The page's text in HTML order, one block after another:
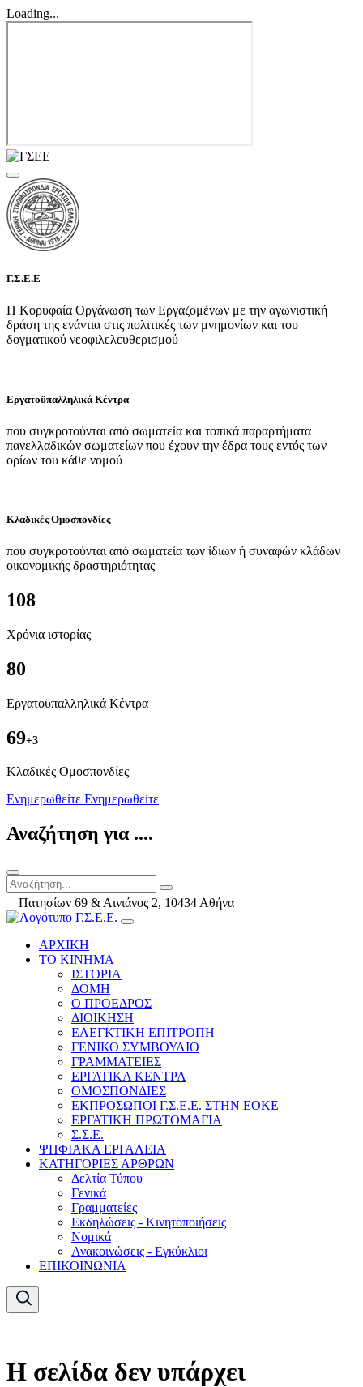
Loading...
Γ.Σ.Ε.Ε
Η Κορυφαία Οργάνωση των Εργαζομένων με την αγωνιστική
δράση της ενάντια στις πολιτικές των μνημονίων και του
δογματικού νεοφιλελευθερισμού
Εργατοϋπαλληλικά Κέντρα
που συγκροτούνται από σωματεία και τοπικά παραρτήματα
πανελλαδικών σωματείων που έχουν την έδρα τους εντός των
ορίων του κάθε νομού
Κλαδικές Ομοσπονδίες
που συγκροτούνται από σωματεία των ίδιων ή συναφών κλάδων
οικονομικής δραστηριότητας
108
Χρόνια ιστορίας
80
Εργατοϋπαλληλικά Κέντρα
69+3
Kλαδικές Ομοσπονδίες
Ενημερωθείτε Ενημερωθείτε
Αναζήτηση για ....
Πατησίων 69 & Αινιάνος 2, 10434 Αθήνα
ΑΡΧΙΚΗ
ΤΟ ΚΙΝΗΜΑ
ΙΣΤΟΡΙΑ
ΔΟΜΗ
Ο ΠΡΟΕΔΡΟΣ
ΔΙΟΙΚΗΣΗ
ΕΛΕΓΚΤΙΚΗ ΕΠΙΤΡΟΠΗ
ΓΕΝΙΚΟ ΣΥΜΒΟΥΛΙΟ
ΓΡΑΜΜΑΤΕΙΕΣ
ΕΡΓΑΤΙΚΑ ΚΕΝΤΡΑ
ΟΜΟΣΠΟΝΔΙΕΣ
ΕΚΠΡΟΣΩΠΟΙ Γ.Σ.Ε.Ε. ΣΤΗΝ ΕΟΚΕ
ΕΡΓΑΤΙΚΗ ΠΡΩΤΟΜΑΓΙΑ
Σ.Σ.Ε.
ΨΗΦΙΑΚΑ ΕΡΓΑΛΕΙΑ
ΚΑΤΗΓΟΡΙΕΣ ΑΡΘΡΩΝ
Δελτία Τύπου
Γενικά
Γραμματείες
Εκδηλώσεις - Κινητοποιήσεις
Νομικά
Ανακοινώσεις - Εγκύκλιοι
ΕΠΙΚΟΙΝΩΝΙΑ
Η σελίδα δεν υπάρχει